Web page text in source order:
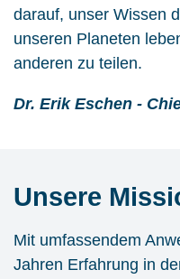
darauf, unser Wissen
unseren Planeten
anderen zu teilen.
Dr. Erik Eschen -
Unsere
Mit umfassendem
Jahren Erfahrung in